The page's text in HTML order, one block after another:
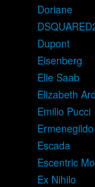
Doriane
Dupont
Eisenberg
Elie Saab
Elizabeth
Emilio Pucci
Escada
Escentric
Ex Nihilo